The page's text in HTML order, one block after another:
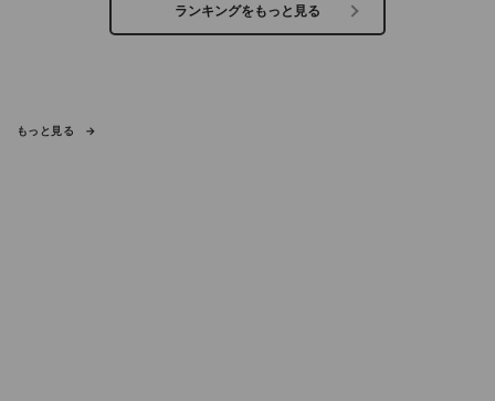
ランキングをもっと見る
もっと見る